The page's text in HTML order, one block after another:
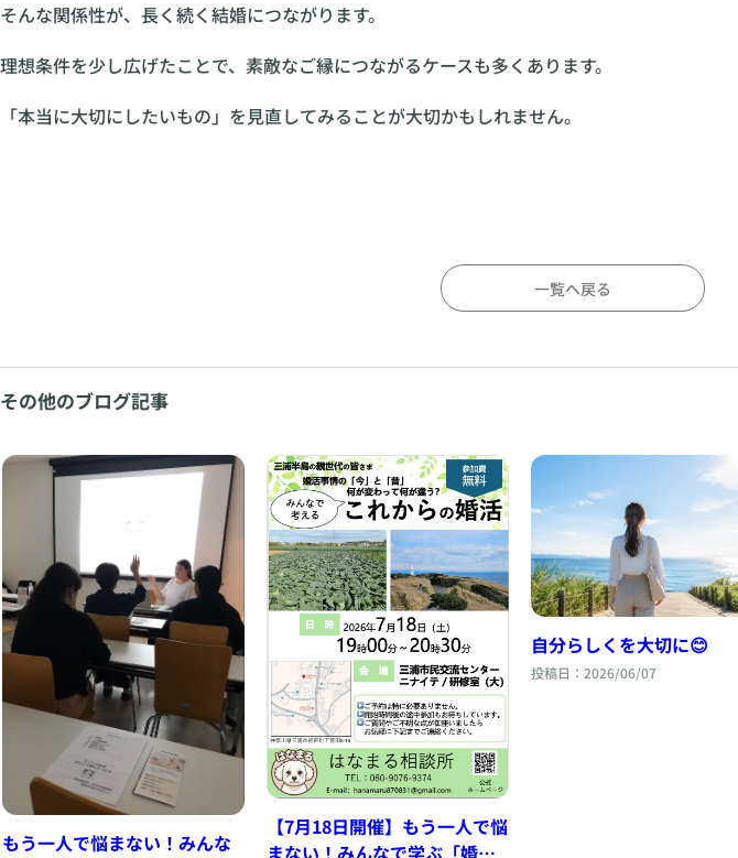
そんな関係性が、長く続く結婚につながります。
理想条件を少し広げたことで、素敵なご縁につながるケースも多くあります。
「本当に大切にしたいもの」を見直してみることが大切かもしれません。
一覧へ戻る
その他のブログ記事
もう一人で悩まない！みんな
【7月18日開催】もう一人で悩
まない！みんなで学ぶ「婚
自分らしくを大切に😊
投稿日：2026/06/07